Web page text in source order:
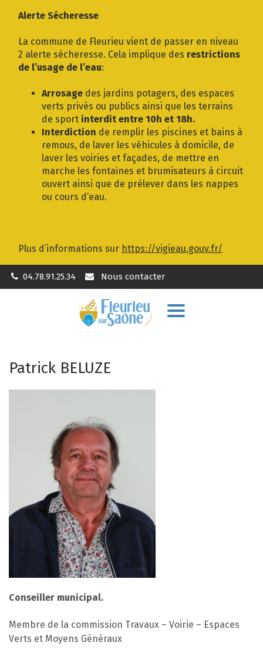
Alerte Sécheresse
La commune de Fleurieu vient de passer en niveau
2 alerte sécheresse. Cela implique des restrictions
de l’usage de l’eau:
Arrosage des jardins potagers, des espaces
verts privés ou publics ainsi que les terrains
de sport interdit entre 10h et 18h.
Interdiction de remplir les piscines et bains à
remous, de laver les véhicules à domicile, de
laver les voiries et façades, de mettre en
marche les fontaines et brumisateurs à circuit
ouvert ainsi que de prélever dans les nappes
ou cours d’eau.
Plus d’informations sur https://vigieau.gouv.fr/
04.78.91.25.34 Nous contacter
Aller
Patrick BELUZE
Conseiller municipal.
Membre de la commission Travaux – Voirie – Espaces
Verts et Moyens Généraux